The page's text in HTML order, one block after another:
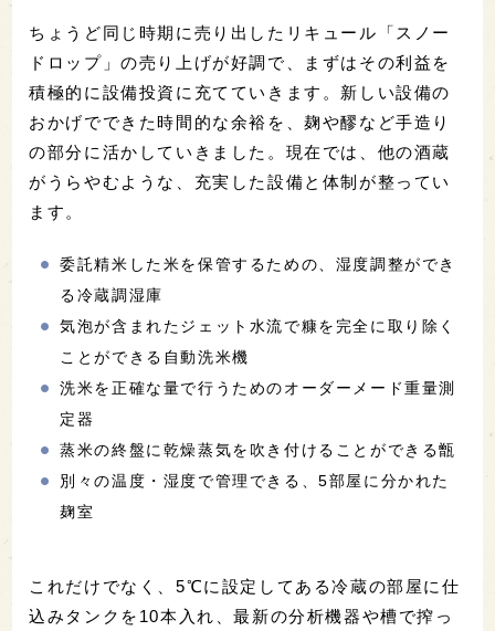
ちょうど同じ時期に売り出したリキュール「スノー
ドロップ」の売り上げが好調で、まずはその利益を
積極的に設備投資に充てていきます。新しい設備の
おかげでできた時間的な余裕を、麹や醪など手造り
の部分に活かしていきました。現在では、他の酒蔵
がうらやむような、充実した設備と体制が整ってい
ます。
委託精米した米を保管するための、湿度調整ができ
る冷蔵調湿庫
気泡が含まれたジェット水流で糠を完全に取り除く
ことができる自動洗米機
洗米を正確な量で行うためのオーダーメード重量測
定器
蒸米の終盤に乾燥蒸気を吹き付けることができる甑
別々の温度・湿度で管理できる、5部屋に分かれた
麹室
これだけでなく、5℃に設定してある冷蔵の部屋に仕
込みタンクを10本入れ、最新の分析機器や槽で搾っ